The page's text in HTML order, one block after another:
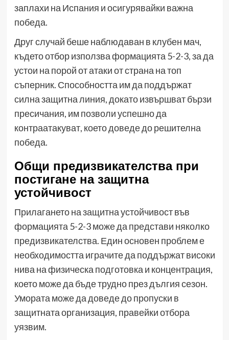
заплахи на Испания и осигурявайки важна
победа.
Друг случай беше наблюдаван в клубен мач,
където отбор използва формацията 5-2-3, за да
устои на порой от атаки от страна на топ
съперник. Способността им да поддържат
силна защитна линия, докато извършват бързи
пресичания, им позволи успешно да
контраатакуват, което доведе до решителна
победа.
Общи предизвикателства при
постигане на защитна
устойчивост
Прилагането на защитна устойчивост във
формацията 5-2-3 може да представи няколко
предизвикателства. Един основен проблем е
необходимостта играчите да поддържат високи
нива на физическа подготовка и концентрация,
което може да бъде трудно през дългия сезон.
Умората може да доведе до пропуски в
защитната организация, правейки отбора
уязвим.